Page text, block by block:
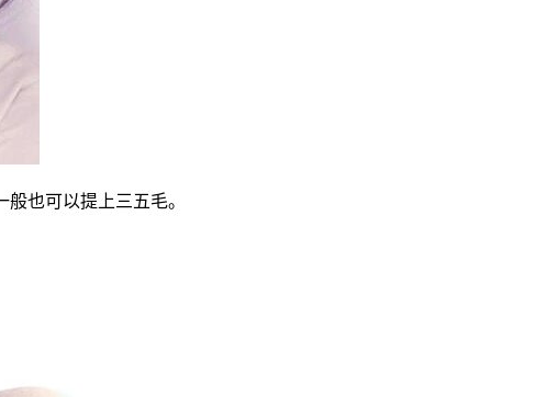
也可以提上三五毛。